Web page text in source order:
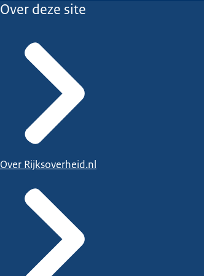
Over deze site
Over Rijksoverheid.nl